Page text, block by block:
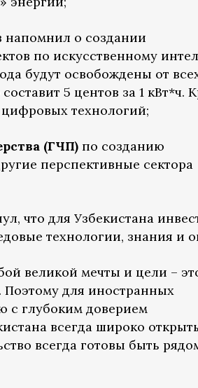
напомнил о создании
по искусственному
будут освобождены от
5 центов за 1 кВт*ч.
технологий;
(ГЧП) по созданию
перспективные сектора
что для Узбекистана
технологии, знания и
великой мечты и цели –
для иностранных
с глубоким доверием
всегда широко
всегда готовы быть